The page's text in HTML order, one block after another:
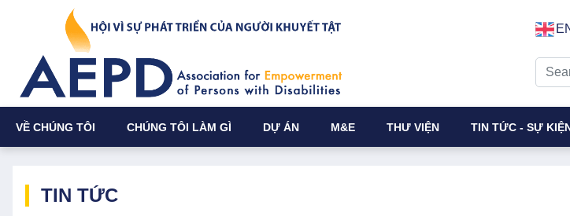
VỀ CHÚNG TÔI CHÚNG TÔI LÀM GÌ DỰ ÁN M&E THƯ VIỆN TIN TỨC - SỰ KIỆN
TIN TỨC